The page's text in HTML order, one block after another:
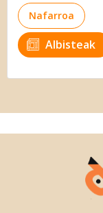
Nafarroa
Albisteak